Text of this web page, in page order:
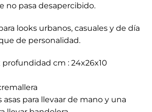
no pasa desapercibido.
looks urbanos, casuales y de día
de personalidad.
cm : 24x26x10
asas para llevaar de mano y una